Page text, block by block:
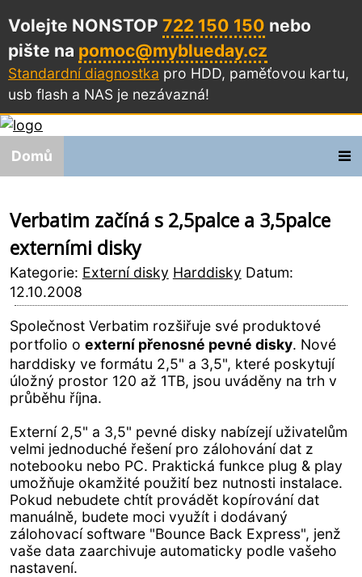
Volejte NONSTOP 722 150 150 nebo
pište na pomoc@myblueday.cz
Standardní diagnostka pro HDD, paměťovou kartu,
usb flash a NAS je nezávazná!
Domů
Verbatim začíná s 2,5palce a 3,5palce
externími disky
Kategorie: Externí disky Harddisky Datum:
12.10.2008
Společnost Verbatim rozšiřuje své produktové
portfolio o externí přenosné pevné disky. Nové
harddisky ve formátu 2,5" a 3,5", které poskytují
úložný prostor 120 až 1TB, jsou uváděny na trh v
průběhu října.
Externí 2,5" a 3,5" pevné disky nabízejí uživatelům
velmi jednoduché řešení pro zálohování dat z
notebooku nebo PC. Praktická funkce plug & play
umožňuje okamžité použití bez nutnosti instalace.
Pokud nebudete chtít provádět kopírování dat
manuálně, budete moci využít i dodávaný
zálohovací software "Bounce Back Express", jenž
vaše data zaarchivuje automaticky podle vašeho
nastavení.